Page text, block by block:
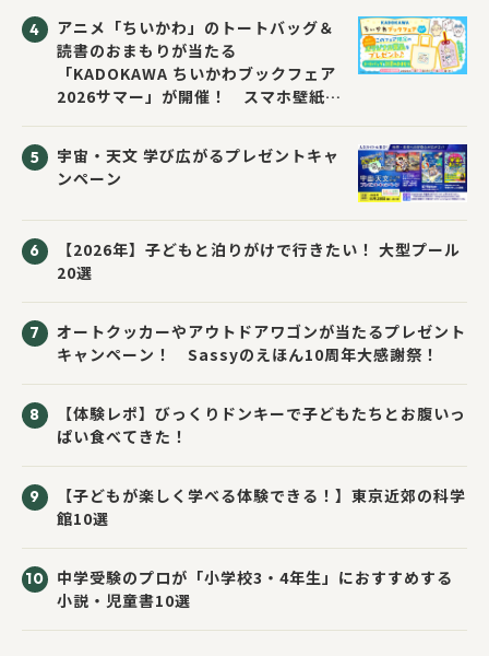
アニメ「ちいかわ」のトートバッグ＆
読書のおまもりが当たる
「KADOKAWA ちいかわブックフェア
2026サマー」が開催！ スマホ壁紙は
宇宙・天文 学び広がるプレゼントキャ
ンペーン
【2026年】子どもと泊りがけで行きたい！ 大型プール
20選
オートクッカーやアウトドアワゴンが当たるプレゼント
キャンペーン！ Sassyのえほん10周年大感謝祭！
【体験レポ】びっくりドンキーで子どもたちとお腹いっ
ぱい食べてきた！
【子どもが楽しく学べる体験できる！】東京近郊の科学
館10選
中学受験のプロが「小学校3・4年生」におすすめする
小説・児童書10選